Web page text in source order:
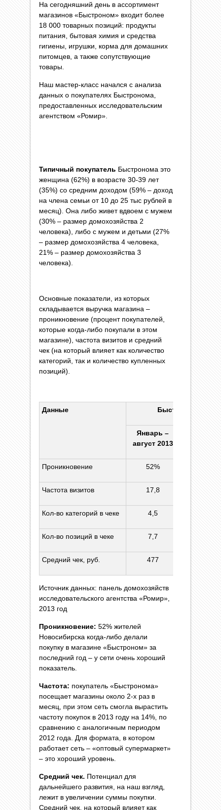
На сегодняшний день в ассортимент
магазинов «Быстроном» входит более
18 000 товарных позиций: продукты
питания, бытовая химия и средства
гигиены, игрушки, корма для домашних
питомцев, а также сопутствующие
товары.
Наш мастер-класс начался с анализа
данных о покупателях Быстронома,
предоставленных исследовательским
агентством «Ромир».
Типичный покупатель Быстронома это
женщина (62%) в возрасте 30-39 лет
(35%) со средним доходом (59% – доход
на члена семьи от 10 до 25 тыс рублей в
месяц). Она либо живет вдвоем с мужем
(30% – размер домохозяйства 2
человека), либо с мужем и детьми (27%
– размер домохозяйства 4 человека,
21% – размер домохозяйства 3
человека).
Основные показатели, из которых
складывается выручка магазина –
проникновение (процент покупателей,
которые когда-либо покупали в этом
магазине), частота визитов и средний
чек (на который влияет как количество
категорий, так и количество купленных
позиций).
Данные Быстроном
Январь –
август 2013
Проникновение 52%
Частота визитов 17,8
Кол-во категорий в чеке 4,5
Кол-во позиций в чеке 7,7
Средний чек, руб. 477
Источник данных: панель домохозяйств
исследовательского агентства «Ромир»,
2013 год
Проникновение: 52% жителей
Новосибирска когда-либо делали
покупку в магазине «Быстроном» за
последний год – у сети очень хороший
показатель.
Частота: покупатель «Быстронома»
посещает магазины около 2-х раз в
месяц, при этом сеть смогла вырастить
частоту покупок в 2013 году на 14%, по
сравнению с аналогичным периодом
2012 года. Для формата, в котором
работает сеть – «оптовый супермаркет»
– это хороший уровень.
Средний чек. Потенциал для
дальнейшего развития, на наш взгляд,
лежит в увеличении суммы покупки.
Средний чек, на который влияет как